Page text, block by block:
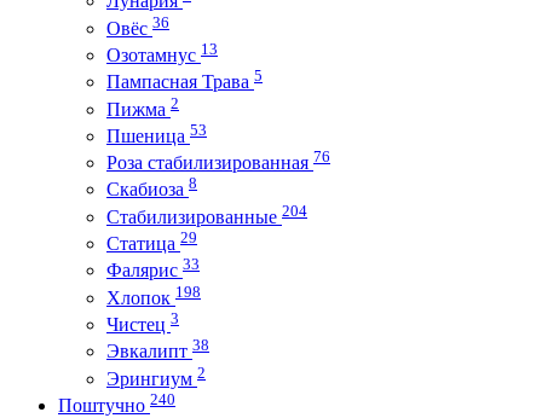
Овёс 36
Озотамнус 13
Пампасная Трава 5
Пижма 2
Пшеница 53
Роза стабилизированная 76
Скабиоза 8
Стабилизированные 204
Статица 29
Фалярис 33
Хлопок 198
Чистец 3
Эвкалипт 38
Эрингиум 2
Поштучно 240